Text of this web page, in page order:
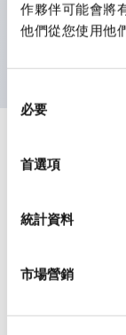
作夥伴可能會將
他們從您使用他
必要
首選項
統計資料
市場營銷
LED照光帶來
可用專用配件
規格
環境規範